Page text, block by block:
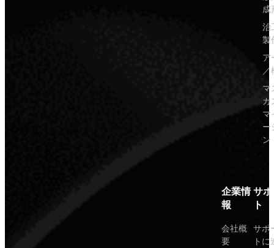
成
治
製
ア
／
マ
カ
マ
ー
ン
企業情
報
会社概
要
サ
ト
サポ
トに